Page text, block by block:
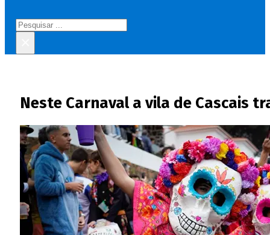
Pesquisar
Neste Carnaval a vila de Cascais